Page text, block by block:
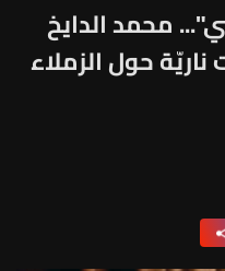
محمد الدايخ
حول الزملاء